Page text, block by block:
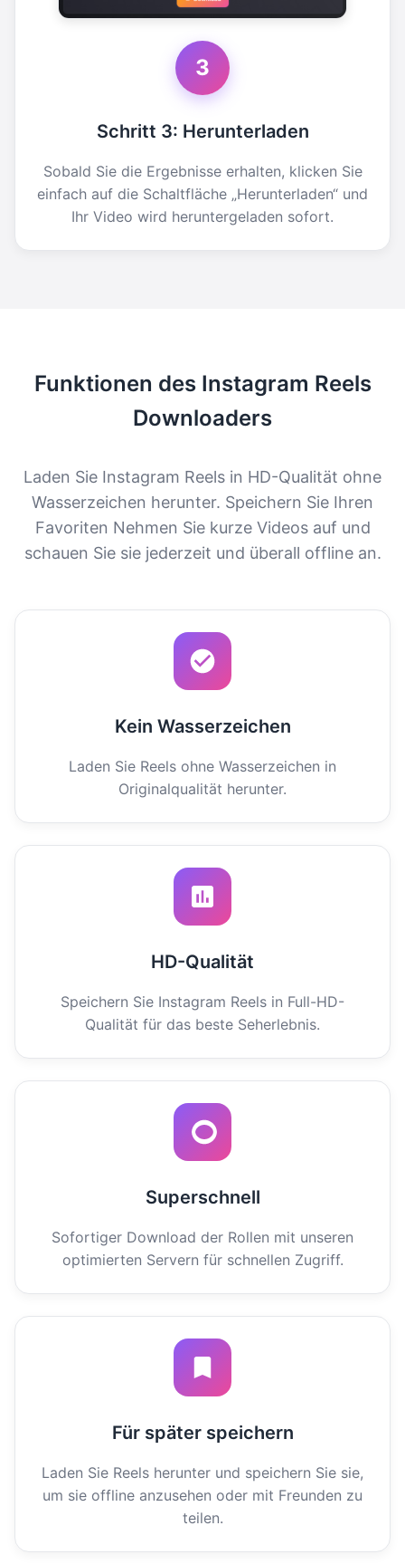
3
Schritt 3: Herunterladen
Sobald Sie die Ergebnisse erhalten, klicken Sie
einfach auf die Schaltfläche „Herunterladen“ und
Ihr Video wird heruntergeladen sofort.
Funktionen des Instagram Reels
Downloaders
Laden Sie Instagram Reels in HD-Qualität ohne
Wasserzeichen herunter. Speichern Sie Ihren
Favoriten Nehmen Sie kurze Videos auf und
schauen Sie sie jederzeit und überall offline an.
Kein Wasserzeichen
Laden Sie Reels ohne Wasserzeichen in
Originalqualität herunter.
HD-Qualität
Speichern Sie Instagram Reels in Full-HD-
Qualität für das beste Seherlebnis.
Superschnell
Sofortiger Download der Rollen mit unseren
optimierten Servern für schnellen Zugriff.
Für später speichern
Laden Sie Reels herunter und speichern Sie sie,
um sie offline anzusehen oder mit Freunden zu
teilen.